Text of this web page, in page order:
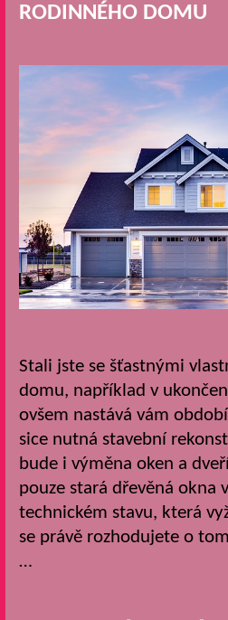
RODINNÉHO DOMU
Stali jste se šťastnými
domu, například v
ovšem nastává vám
sice nutná stavební
bude i výměna oken a
pouze stará dřevěná okna
technickém stavu, která
se právě rozhodujete o
…